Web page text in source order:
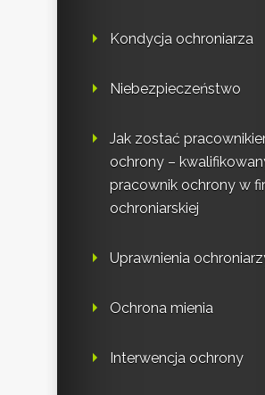
Kondycja ochroniarza
Niebezpieczeństwo
Jak zostać
ochrony –
pracownik ochrony w
ochroniarskiej
Uprawnienia
Ochrona mienia
Interwencja ochrony